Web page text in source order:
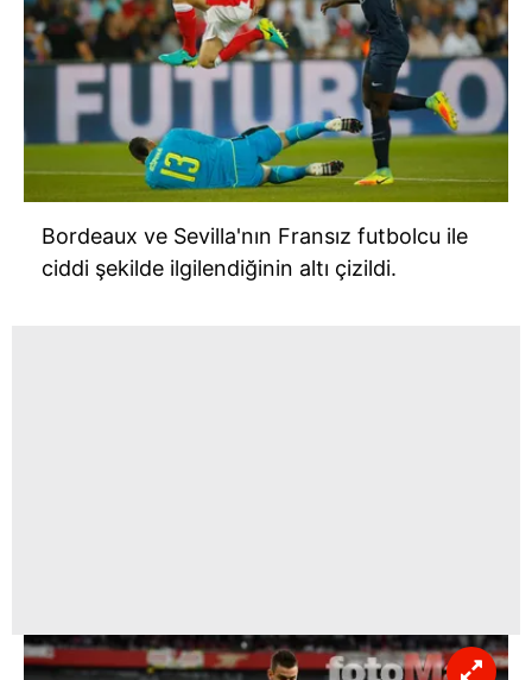
Bordeaux ve Sevilla'nın Fransız futbolcu ile
ciddi şekilde ilgilendiğinin altı çizildi.